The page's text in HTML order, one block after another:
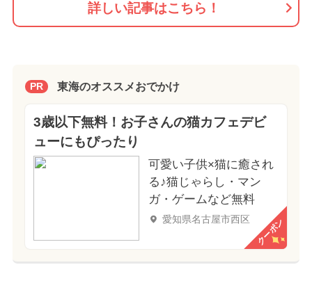
詳しい記事はこちら！
PR 東海のオススメおでかけ
3歳以下無料！お子さんの猫カフェデビ
ューにもぴったり
可愛い子供×猫に癒され
る♪猫じゃらし・マン
ガ・ゲームなど無料
愛知県名古屋市西区 クーポン